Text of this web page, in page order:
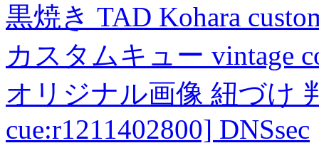
黒焼き TAD Kohara
カスタムキュー vintage
オリジナル画像 紐づけ
cue:r1211402800] DNSsec